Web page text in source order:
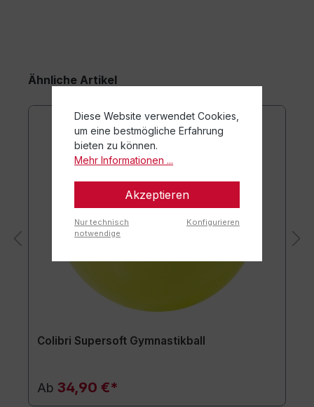
Ähnliche Artikel
Colibri Supersoft Gymnastikball
Ab 34,90 €*
Diese Website verwendet Cookies,
um eine bestmögliche Erfahrung
bieten zu können.
Mehr Informationen ...
Akzeptieren
Nur technisch
notwendige
Konfigurieren